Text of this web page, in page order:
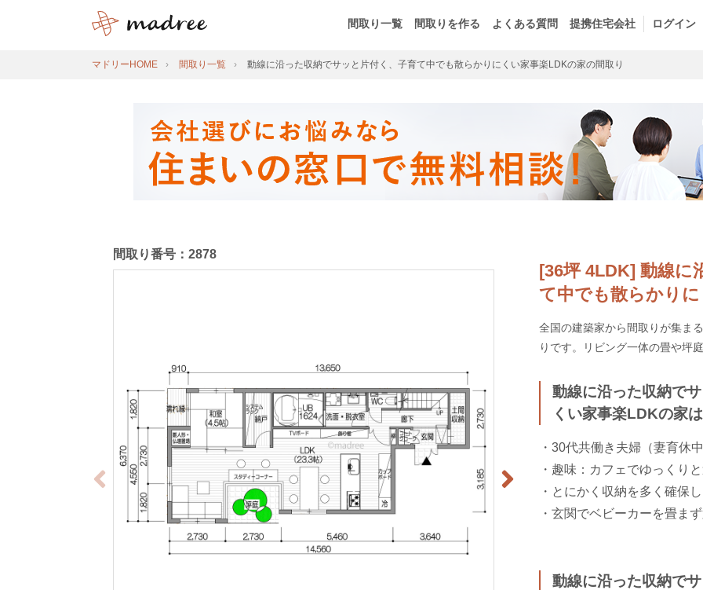
間取り一覧 間取りを作る よくある質問 提携住宅会社 ログイン
マドリーHOME 間取り一覧 動線に沿った収納でサッと片付く、子育て中でも散らかりにくい家事楽LDKの家の間取り
[36坪 4LDK] 動線に
て中でも散らかり
全国の建築家から間取りが集ま
りです。リビング一体の畳や坪
動線に沿った収納で
くい家事楽LDKの家
・30代共働き夫婦（妻育休
・趣味：カフェでゆっくり
・とにかく収納を多く確保
・玄関でベビーカーを畳ま
動線に沿った収納で
間取り番号：2878